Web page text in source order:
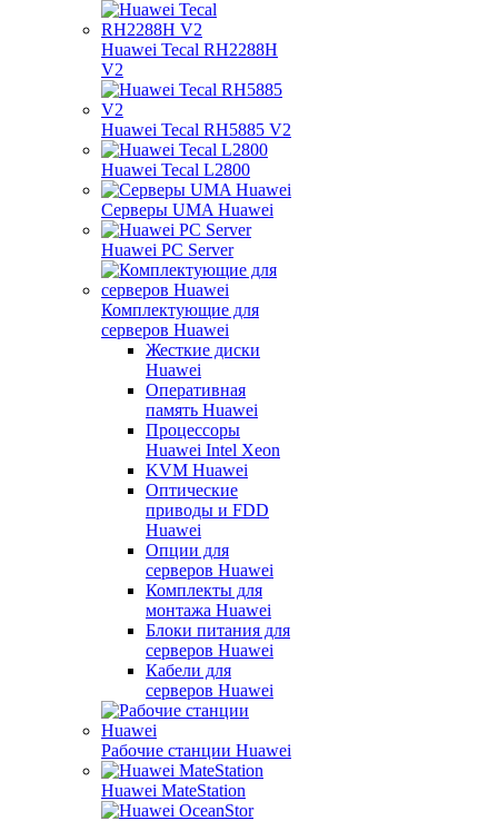
Huawei Tecal RH2288H
V2
Huawei Tecal RH5885 V2
Huawei Tecal L2800
Серверы UMA Huawei
Huawei PC Server
Комплектующие для
серверов Huawei
Жесткие диски
Huawei
Оперативная
память Huawei
Процессоры
Huawei Intel Xeon
KVM Huawei
Оптические
приводы и FDD
Huawei
Опции для
серверов Huawei
Комплекты для
монтажа Huawei
Блоки питания для
серверов Huawei
Кабели для
серверов Huawei
Рабочие станции Huawei
Huawei MateStation